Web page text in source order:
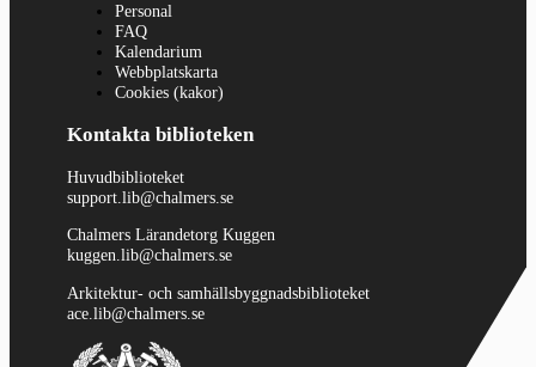
Personal
FAQ
Kalendarium
Webbplatskarta
Cookies (kakor)
Kontakta biblioteken
Huvudbiblioteket
support.lib@chalmers.se
Chalmers Lärandetorg Kuggen
kuggen.lib@chalmers.se
Arkitektur- och samhällsbyggnadsbiblioteket
ace.lib@chalmers.se